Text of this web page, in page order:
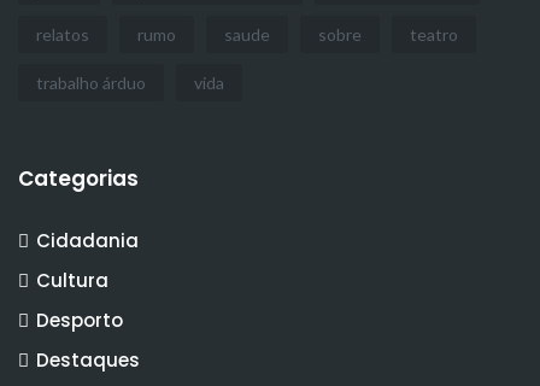
relatos rumo saude sobre teatro
trabalho árduo vida
Categorias
Cidadania
Cultura
Desporto
Destaques